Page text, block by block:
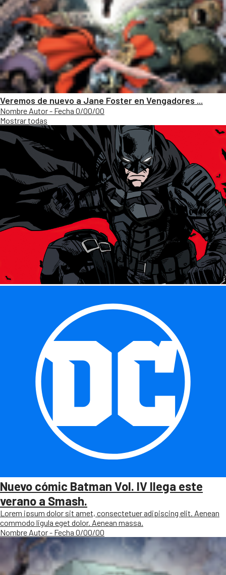
Veremos de nuevo a Jane Foster en Vengadores ...
Nombre Autor - Fecha 0/00/00
Mostrar todas
Nuevo cómic Batman Vol. IV llega este
verano a Smash.
Lorem ipsum dolor sit amet, consectetuer adipiscing elit. Aenean
commodo ligula eget dolor. Aenean massa.
Nombre Autor - Fecha 0/00/00